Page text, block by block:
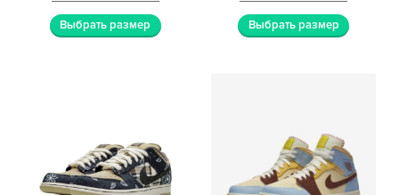
Выбрать размер Выбрать размер